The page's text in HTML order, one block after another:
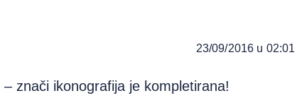
23/09/2016 u 02:01
znači ikonografija je kompletirana!